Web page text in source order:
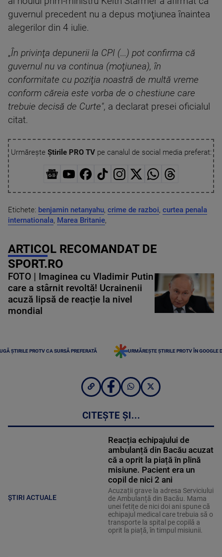
guvernul precedent nu a depus moţiunea înaintea
alegerilor din 4 iulie.
„În privinţa depunerii la CPI (...) pot confirma că
guvernul nu va continua (moţiunea), în
conformitate cu poziţia noastră de multă vreme
conform căreia este vorba de o chestiune care
trebuie decisă de Curte", a declarat presei oficialul
citat.
Urmărește Știrile PRO TVpe canalul de social media preferat:
Etichete: benjamin netanyahu, crime de razboi, curtea penala
internationala, Marea Britanie,
ARTICOL RECOMANDAT DE
SPORT.RO
FOTO | Imaginea cu Vladimir Putin
care a stârnit revoltă! Ucrainenii
acuză lipsă de reacție la nivel
mondial
ȘTIRILE PROTV CA SURSĂ PREFERATĂ URMĂREȘTE ȘTIRILE PROTV ÎN GOOGLE
CITEȘTE ȘI...
ȘTIRI ACTUALE
Reacția echipajului de
ambulanță din Bacău acuzat
că a oprit la piață în plină
misiune. Pacient era un
copil de nici 2 ani
Acuzații grave la adresa Serviciului
de Ambulanță din Bacău. Mama
unei fetițe de nici doi ani spune că
echipajul medical care trebuia să o
transporte la spital pe copilă a
oprit la piață, în timpul misiunii.